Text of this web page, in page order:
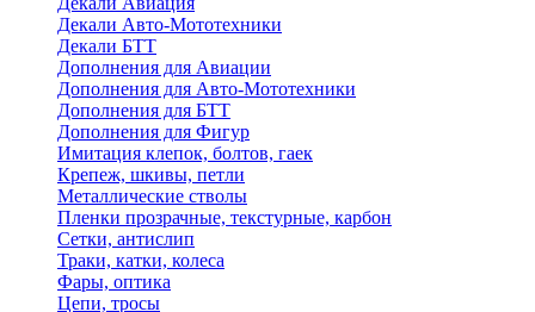
Декали Авто-Мототехники
Декали БТТ
Дополнения для Авиации
Дополнения для Авто-Мототехники
Дополнения для БТТ
Дополнения для Фигур
Имитация клепок, болтов, гаек
Крепеж, шкивы, петли
Металлические стволы
Пленки прозрачные, текстурные, карбон
Сетки, антислип
Траки, катки, колеса
Фары, оптика
Цепи, тросы